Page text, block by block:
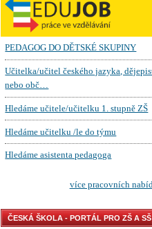
ČESKÁ ŠKOLA - PORTÁL PRO ZŠ A SŠ